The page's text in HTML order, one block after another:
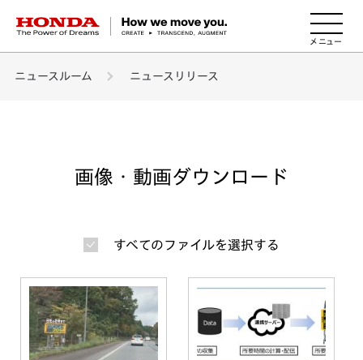
HONDA The Power of Dreams
ニュースルーム ニュースリリース
画像・動画ダウンロード
すべてのファイルを選択する